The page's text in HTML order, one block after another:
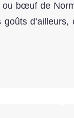
bœuf de
goûts